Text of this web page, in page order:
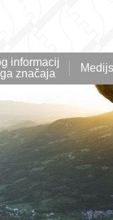
informacij
značaja